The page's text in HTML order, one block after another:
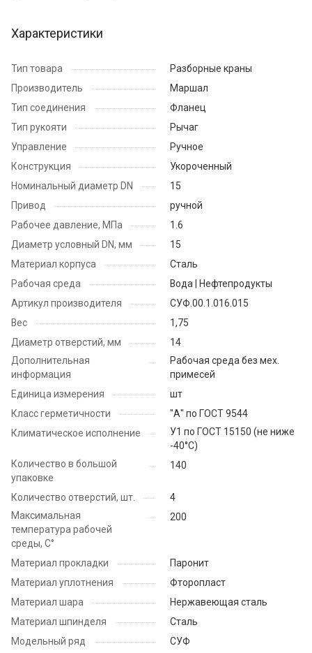
Характеристики
Тип товара
Разборные краны
Производитель
Маршал
Тип соединения
Фланец
Тип рукояти
Рычаг
Управление
Ручное
Конструкция
Укороченный
Номинальный диаметр DN
15
Привод
ручной
Рабочее давление, МПа
1.6
Диаметр условный DN, мм
15
Материал корпуса
Сталь
Рабочая среда
Вода | Нефтепродукты
Артикул производителя
СУФ.00.1.016.015
Вес
1,75
Диаметр отверстий, мм
14
Дополнительная
информация
Рабочая среда без мех.
примесей
Единица измерения
шт
Класс герметичности
"А" по ГОСТ 9544
Климатическое исполнение
У1 по ГОСТ 15150 (не ниже
-40°С)
Количество в большой
упаковке
140
Количество отверстий, шт.
4
Максимальная
температура рабочей
среды, С°
200
Материал прокладки
Паронит
Материал уплотнения
Фторопласт
Материал шара
Нержавеющая сталь
Материал шпинделя
Сталь
Модельный ряд
СУФ